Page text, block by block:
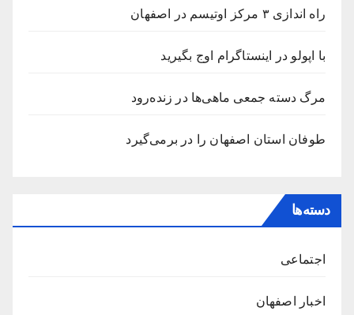
راه اندازی ۳ مرکز اوتیسم در اصفهان
با اپولو در اینستاگرام اوج بگیرید
مرگ دسته جمعی ماهی‌ها در زنده‌رود
طوفان استان اصفهان را در برمی‌گیرد‌
دسته‌ها
اجتماعی
اخبار اصفهان